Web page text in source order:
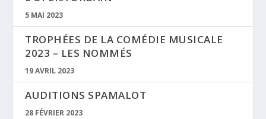
5 MAI 2023
TROPHÉES DE LA COMÉDIE MUSICALE
2023 – LES NOMMÉS
19 AVRIL 2023
AUDITIONS SPAMALOT
28 FÉVRIER 2023